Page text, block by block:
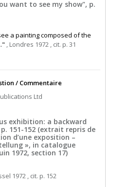
want to see my show", p.
a painting composed of the
, Londres 1972 , cit. p. 31
/ Commentaire
Ltd
exhibition: a backward
151-152 (extrait repris de
d’une exposition –
», in catalogue
1972, section 17)
1972 , cit. p. 152